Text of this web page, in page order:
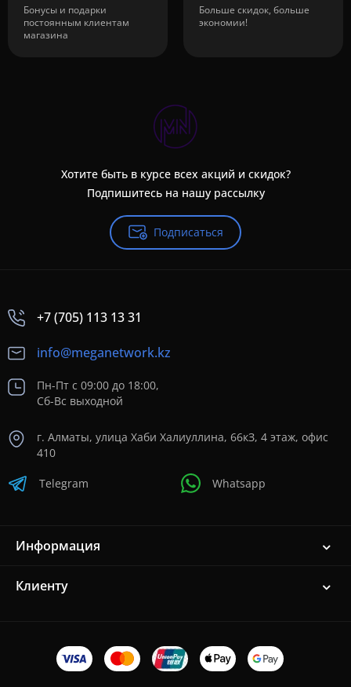
Бонусы и подарки
постоянным клиентам
магазина
Больше скидок, больше
экономии!
Хотите быть в курсе всех акций и скидок?
Подпишитесь на нашу рассылку
Подписаться
+7 (705) 113 13 31
info@meganetwork.kz
Пн-Пт с 09:00 до 18:00,
Сб-Вс выходной
г. Алматы, улица Хаби Халиуллина, 66кЗ, 4 этаж, офис
410
Telegram Whatsapp
Информация
Клиенту